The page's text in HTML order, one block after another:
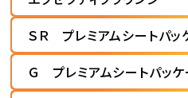
ＳＲ プレミアムシートパッ
Ｇ プレミアムシートパッケ